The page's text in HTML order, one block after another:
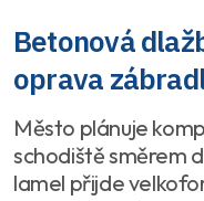
Betonová
oprava
Město plánuje
schodiště směrem
lamel přijde